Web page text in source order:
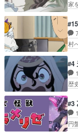
わ
は
の
い
で
家
コ
く
人
と
守
ど
尽
村
ジ
れ
人
「
存
ね
ー
#4
歴
し
ク
な
が
#3
円